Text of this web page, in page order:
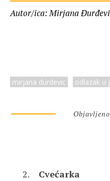
Autor/ica: Mirjana
mirjana durdevic odlazak u
Cvećarka